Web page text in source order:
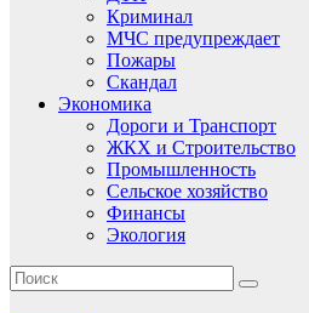
Криминал
МЧС предупреждает
Пожары
Скандал
Экономика
Дороги и Транспорт
ЖКХ и Строительство
Промышленность
Сельское хозяйство
Финансы
Экология